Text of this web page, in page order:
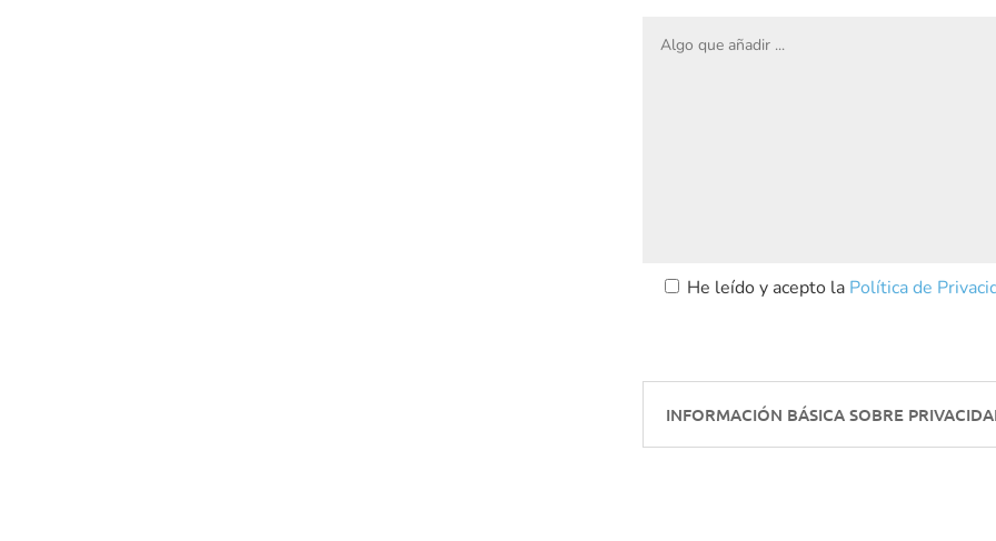
He leído y acepto la Política de
INFORMACIÓN BÁSICA SOBRE